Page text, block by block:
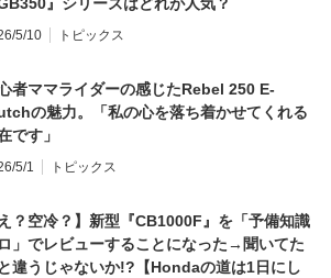
5/10 トピックス
者ママライダーの感じたRebel 250 E-
の魅力。「私の心を落ち着かせてくれる
です」
5/1 トピックス
え？空冷？】新型『CB1000F』を「予備知識
」でレビューすることになった→聞いてた
違うじゃないか!?【Hondaの道は1日にし